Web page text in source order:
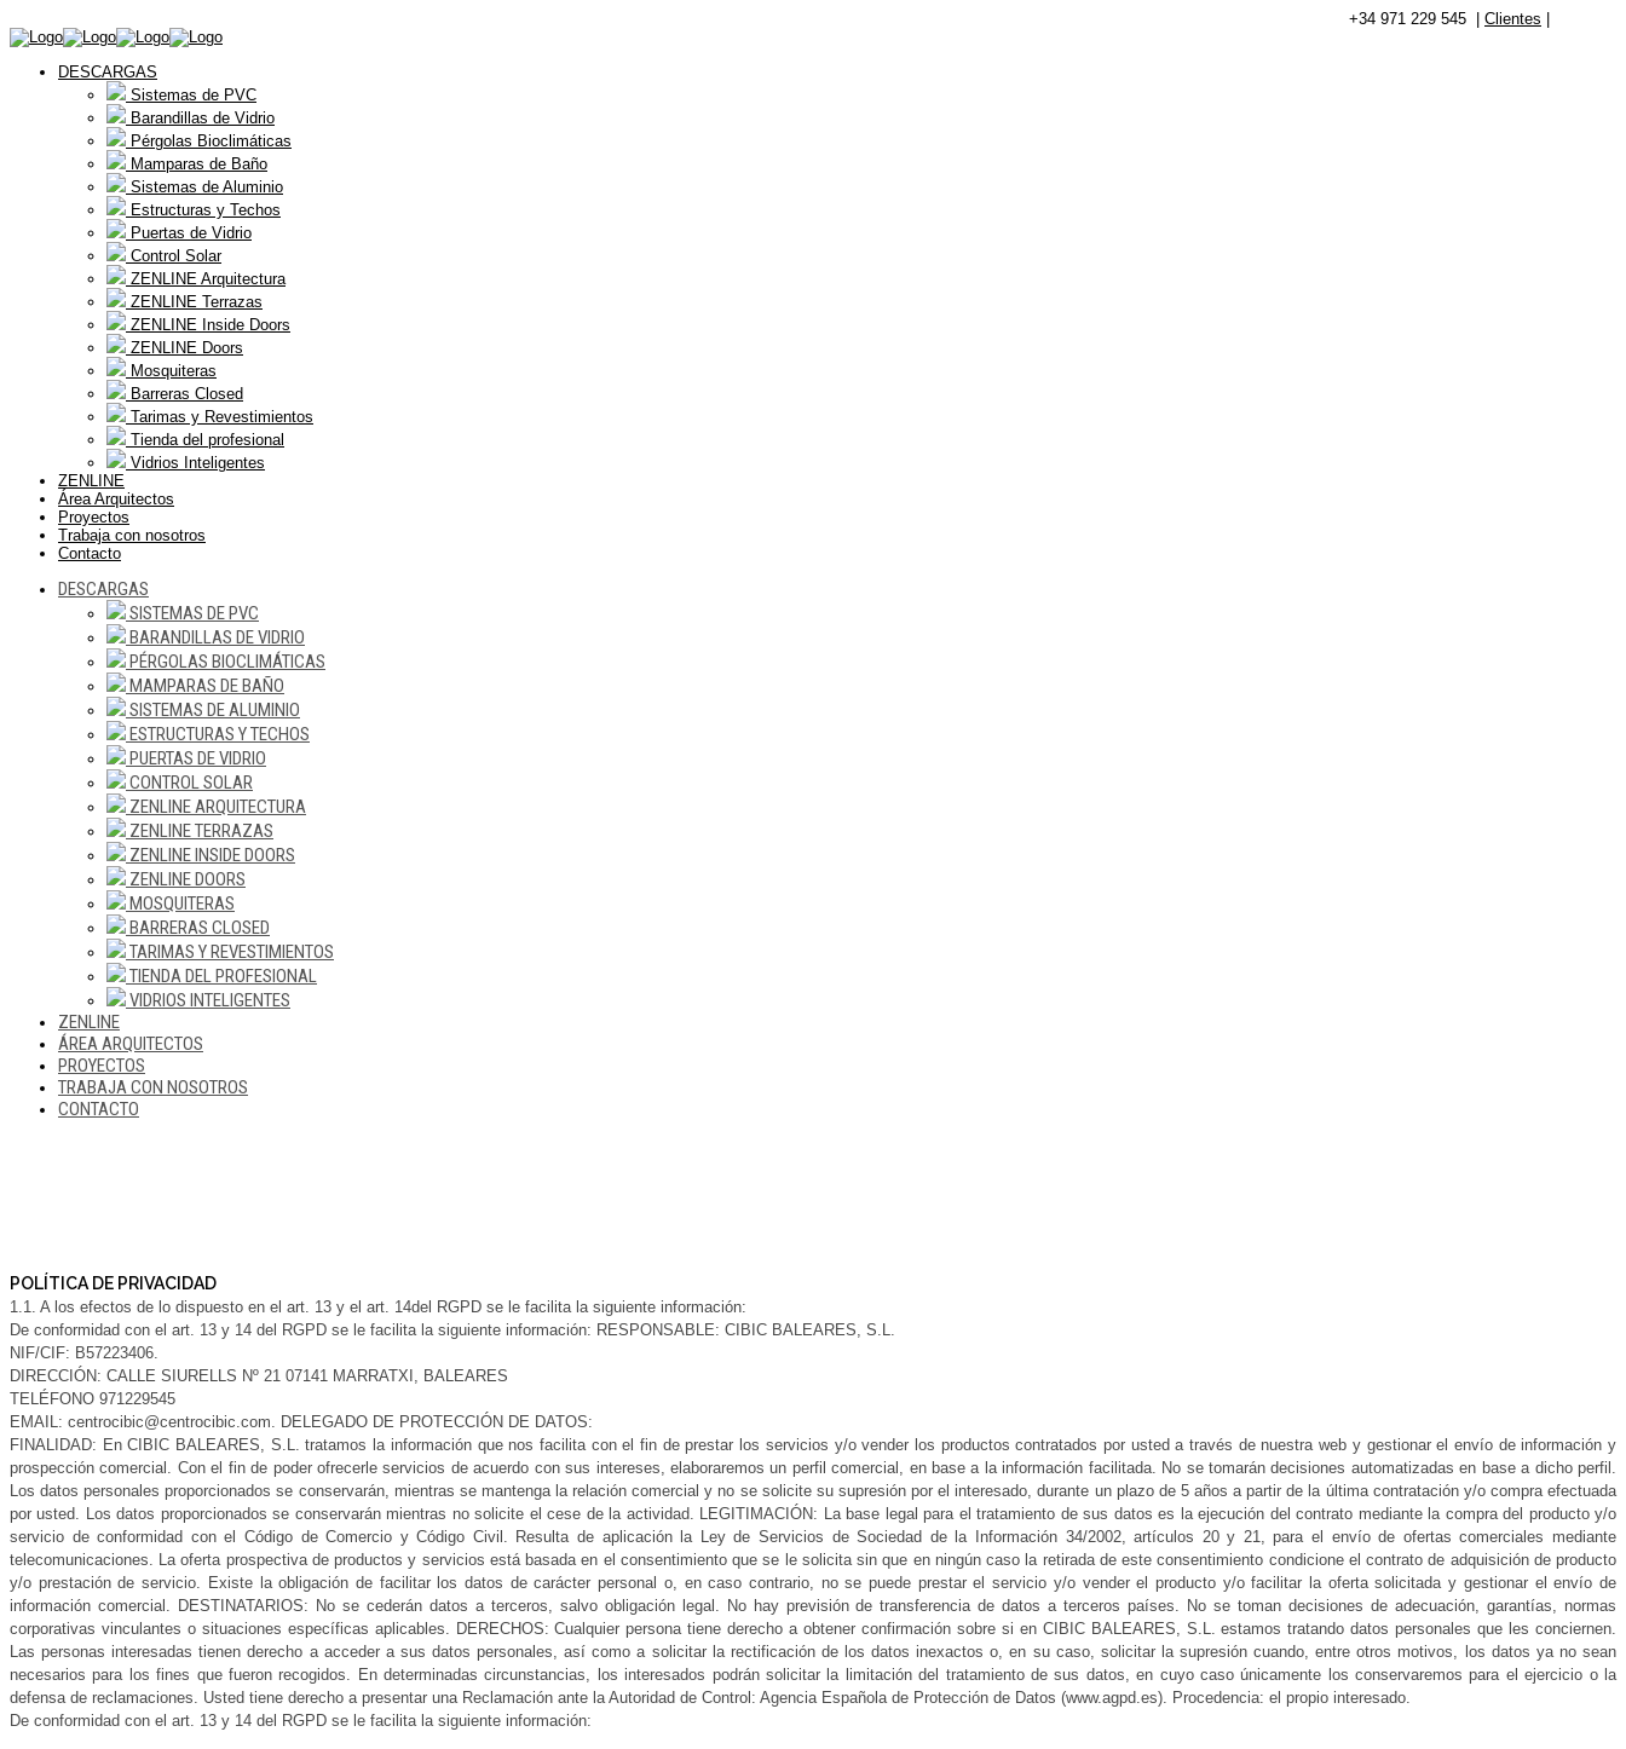
+34 971 229 545 | Clientes
DESCARGAS
Sistemas de PVC
Barandillas de Vidrio
Pérgolas Bioclimáticas
Mamparas de Baño
Sistemas de Aluminio
Estructuras y Techos
Puertas de Vidrio
Control Solar
ZENLINE Arquitectura
ZENLINE Terrazas
ZENLINE Inside Doors
ZENLINE Doors
Mosquiteras
Barreras Closed
Tarimas y Revestimientos
Tienda del profesional
Vidrios Inteligentes
ZENLINE
Área Arquitectos
Proyectos
Trabaja con nosotros
Contacto
DESCARGAS
SISTEMAS DE PVC
BARANDILLAS DE VIDRIO
PÉRGOLAS BIOCLIMÁTICAS
MAMPARAS DE BAÑO
SISTEMAS DE ALUMINIO
ESTRUCTURAS Y TECHOS
PUERTAS DE VIDRIO
CONTROL SOLAR
ZENLINE ARQUITECTURA
ZENLINE TERRAZAS
ZENLINE INSIDE DOORS
ZENLINE DOORS
MOSQUITERAS
BARRERAS CLOSED
TARIMAS Y REVESTIMIENTOS
TIENDA DEL PROFESIONAL
VIDRIOS INTELIGENTES
ZENLINE
ÁREA ARQUITECTOS
PROYECTOS
TRABAJA CON NOSOTROS
CONTACTO
POLÍTICA DE PRIVACIDAD
1.1. A los efectos de lo dispuesto en el art. 13 y el art. 14del RGPD se le facilita la siguiente información:
De conformidad con el art. 13 y 14 del RGPD se le facilita la siguiente información: RESPONSABLE: CIBIC BALEARES, S.L.
NIF/CIF: B57223406.
DIRECCIÓN: CALLE SIURELLS Nº 21 07141 MARRATXI, BALEARES
TELÉFONO 971229545
EMAIL: centrocibic@centrocibic.com. DELEGADO DE PROTECCIÓN DE DATOS:
FINALIDAD: En CIBIC BALEARES, S.L. tratamos la información que nos facilita con el fin de prestar los servicios y/o vender los productos contratados por usted a través de nuestra web y gestionar el envío de información y
prospección comercial. Con el fin de poder ofrecerle servicios de acuerdo con sus intereses, elaboraremos un perfil comercial, en base a la información facilitada. No se tomarán decisiones automatizadas en base a dicho perfil.
Los datos personales proporcionados se conservarán, mientras se mantenga la relación comercial y no se solicite su supresión por el interesado, durante un plazo de 5 años a partir de la última contratación y/o compra efectuada
por usted. Los datos proporcionados se conservarán mientras no solicite el cese de la actividad. LEGITIMACIÓN: La base legal para el tratamiento de sus datos es la ejecución del contrato mediante la compra del producto y/o
servicio de conformidad con el Código de Comercio y Código Civil. Resulta de aplicación la Ley de Servicios de Sociedad de la Información 34/2002, artículos 20 y 21, para el envío de ofertas comerciales mediante
telecomunicaciones. La oferta prospectiva de productos y servicios está basada en el consentimiento que se le solicita sin que en ningún caso la retirada de este consentimiento condicione el contrato de adquisición de producto
y/o prestación de servicio. Existe la obligación de facilitar los datos de carácter personal o, en caso contrario, no se puede prestar el servicio y/o vender el producto y/o facilitar la oferta solicitada y gestionar el envío de
información comercial. DESTINATARIOS: No se cederán datos a terceros, salvo obligación legal. No hay previsión de transferencia de datos a terceros países. No se toman decisiones de adecuación, garantías, normas
corporativas vinculantes o situaciones específicas aplicables. DERECHOS: Cualquier persona tiene derecho a obtener confirmación sobre si en CIBIC BALEARES, S.L. estamos tratando datos personales que les conciernen.
Las personas interesadas tienen derecho a acceder a sus datos personales, así como a solicitar la rectificación de los datos inexactos o, en su caso, solicitar la supresión cuando, entre otros motivos, los datos ya no sean
necesarios para los fines que fueron recogidos. En determinadas circunstancias, los interesados podrán solicitar la limitación del tratamiento de sus datos, en cuyo caso únicamente los conservaremos para el ejercicio o la
defensa de reclamaciones. Usted tiene derecho a presentar una Reclamación ante la Autoridad de Control: Agencia Española de Protección de Datos (www.agpd.es). Procedencia: el propio interesado.
De conformidad con el art. 13 y 14 del RGPD se le facilita la siguiente información: